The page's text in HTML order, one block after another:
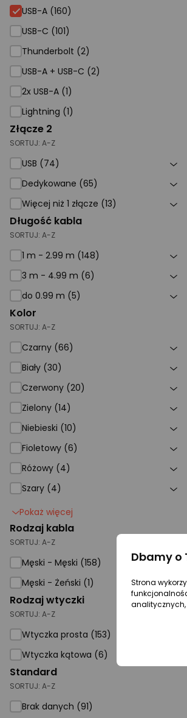
USB-A (160)
USB-C (101)
Thunderbolt (2)
USB-A + USB-C (2)
2x USB-A (1)
Lightning (1)
Złącze 2
SORTUJ: A-Z
USB (74)
Dedykowane (65)
Więcej niż 1 złącze (13)
Długość kabla
SORTUJ: A-Z
1 m - 2.99 m (148)
3 m - 4.99 m (6)
do 0.99 m (5)
Kolor
SORTUJ: A-Z
Czarny (66)
Biały (30)
Czerwony (20)
Zielony (14)
Niebieski (10)
Fioletowy (6)
Różowy (4)
Szary (4)
Pokaż więcej
Rodzaj kabla
SORTUJ: A-Z
Męski - Męski (158)
Męski - Żeński (1)
Rodzaj wtyczki
SORTUJ: A-Z
Wtyczka prosta (153)
Wtyczka kątowa (6)
Standard
SORTUJ: A-Z
Brak danych (91)
Dbamy o
Strona
analitycznych,